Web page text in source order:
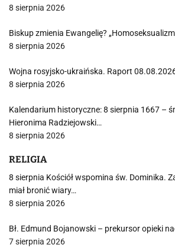
8 sierpnia 2026
Biskup zmienia Ewangelię?
8 sierpnia 2026
Wojna rosyjsko-ukraińska. Raport
8 sierpnia 2026
Kalendarium historyczne: 8 sierpnia 1667 –
Hieronima Radziejowski…
8 sierpnia 2026
RELIGIA
8 sierpnia Kościół wspomina św. Dominika.
miał bronić wiary…
8 sierpnia 2026
Bł. Edmund Bojanowski – prekursor opieki
7 sierpnia 2026